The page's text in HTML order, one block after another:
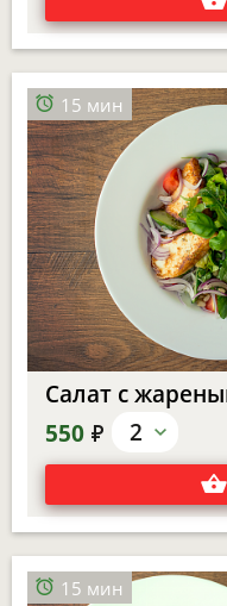
15 мин
Салат с
550 е 2
15 мин